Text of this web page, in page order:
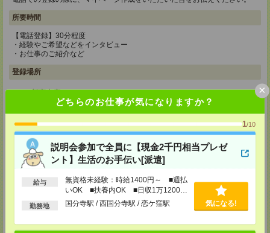
どちらのお仕事が気になりますか？
1/10
説明会参加で全員に【現金2千円相当プレゼ
ント】生活のお手伝い[派遣]
給与
無資格未経験：時給1400円～ ■週払
いOK ■扶養内OK ■日収1万1200円
以上
勤務地 国分寺駅 / 西国分寺駅 / 恋ケ窪駅 気になる!
×
所要時間
【電話登録】30分程度
・経験やご希望などをインタビュー
・お仕事のご紹介など
登録場所
東京都新宿区西新宿 1-6-1 新宿エルタワー 17F
TEL：0120-659-458
MAIL：CS_SHINJUKU@manpowergroup.jp
担当：採用担当
CS立川支店
東京都立川市曙町2-34-7 ファーレイーストビル 8F
TEL：0120-659-460
CS_TACHIKAWA@manpowergroup.jp
担当：採用担当
CS横浜支店